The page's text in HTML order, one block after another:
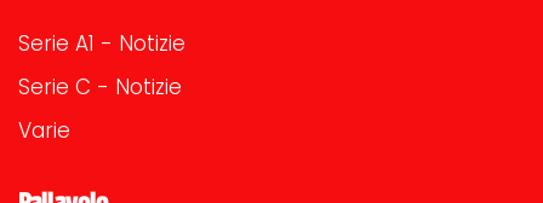
Serie A1 - Notizie
Serie C - Notizie
Varie